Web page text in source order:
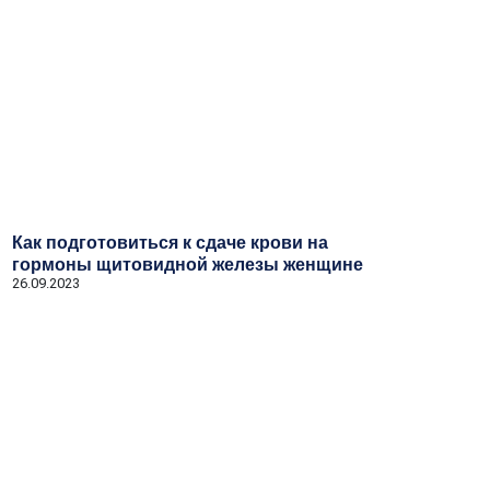
Как подготовиться к сдаче крови на
гормоны щитовидной железы женщине
26.09.2023